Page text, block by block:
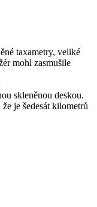
taxametry, veliké
mohl zasmušile
skleněnou deskou.
je šedesát kilometrů